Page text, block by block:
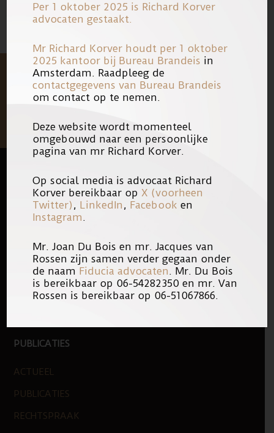
FOOTER
QUICK LINKS
KANTOOR
WERKEN BIJ
NIEUWE ZAKEN
PUBLICATIES
ACTUEEL
PUBLICATIES
RECHTSPRAAK
Per 1 oktober 2025 is Richard Korver
advocaten gestaakt.
Mr Richard Korver houdt per 1 oktober
2025 kantoor bij Bureau Brandeis in
Amsterdam. Raadpleeg de
contactgegevens van Bureau Brandeis
om contact op te nemen.
Deze website wordt momenteel
omgebouwd naar een persoonlijke
pagina van mr Richard Korver.
Op social media is advocaat Richard
Korver bereikbaar op X (voorheen
Twitter) , LinkedIn , Facebook en
Instagram.
Mr. Joan Du Bois en mr. Jacques van
Rossen zijn samen verder gegaan onder
de naam Fiducia advocaten. Mr. Du Bois
is bereikbaar op 06-54282350 en mr. Van
Rossen is bereikbaar op 06-51067866.